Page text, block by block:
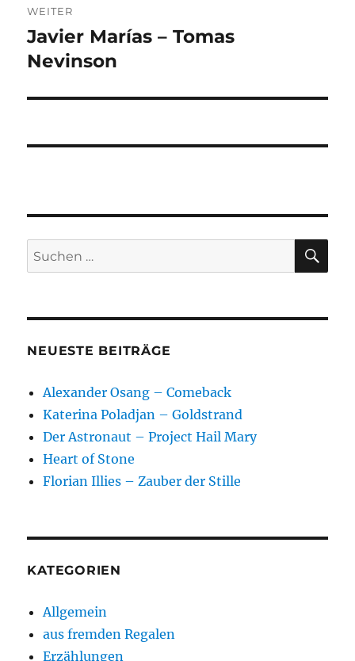
WEITER
Nächster
Beitrag:
Javier Marías – Tomas
Nevinson
Suchen
nach:
NEUESTE BEITRÄGE
Alexander Osang – Comeback
Katerina Poladjan – Goldstrand
Der Astronaut – Project Hail Mary
Heart of Stone
Florian Illies – Zauber der Stille
KATEGORIEN
Allgemein
aus fremden Regalen
Erzählungen